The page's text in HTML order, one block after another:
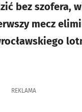
bez szofera,
mecz
REKLAMA